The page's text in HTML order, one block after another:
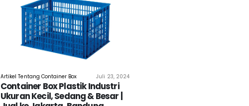
Artikel Tentang Container Box Juli 23, 2024
Container Box Plastik Industri
Ukuran Kecil, Sedang & Besar |